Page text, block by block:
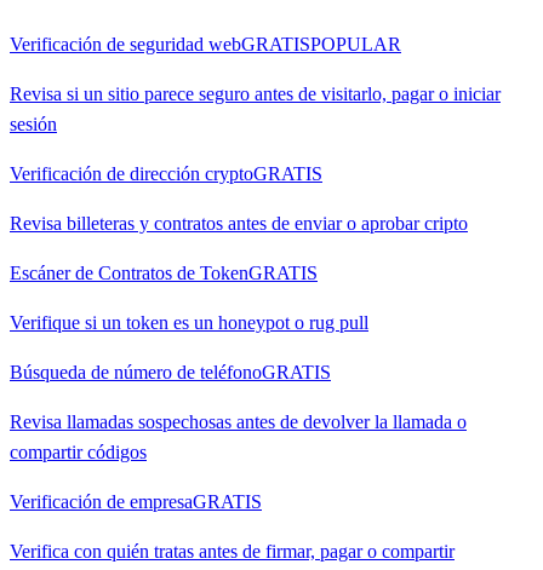
Verificación de seguridad webGRATISPOPULAR
Revisa si un sitio parece seguro antes de visitarlo, pagar o iniciar
sesión
Verificación de dirección cryptoGRATIS
Revisa billeteras y contratos antes de enviar o aprobar cripto
Escáner de Contratos de TokenGRATIS
Verifique si un token es un honeypot o rug pull
Búsqueda de número de teléfonoGRATIS
Revisa llamadas sospechosas antes de devolver la llamada o
compartir códigos
Verificación de empresaGRATIS
Verifica con quién tratas antes de firmar, pagar o compartir